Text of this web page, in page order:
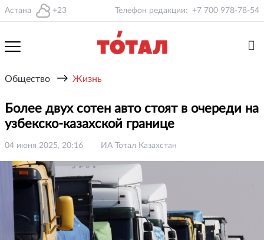
Астана +23 Телефон редакции: +7 700 978-78-54
Общество → Жизнь
Более двух сотен авто стоят в очереди на
узбекско-казахской границе
04 июня 2025, 20:16 ИА Тотал Казахстан